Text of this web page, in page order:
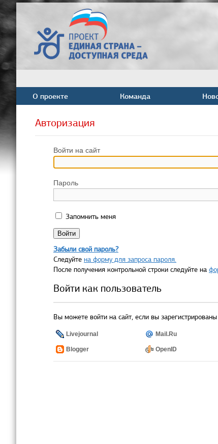
О проекте Команда
Авторизация
Войти на сайт
Пароль
Запомнить меня
Забыли свой пароль?
Следуйте на форму для запроса пароля.
После получения контрольной строки следуйте на
Войти как пользователь
Вы можете войти на сайт, если вы
Livejournal Mail.Ru
Blogger OpenID